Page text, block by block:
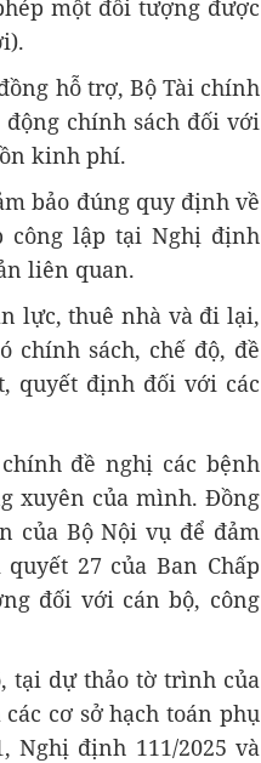
một đối tượng được
hỗ trợ, Bộ Tài chính
chính sách đối với
kinh phí.
bảo đúng quy định về
lập tại Nghị định
liên quan.
lực, thuê nhà và đi lại,
chính sách, chế độ, đề
quyết định đối với các
đề nghị các bệnh
xuyên của mình. Đồng
của Bộ Nội vụ để đảm
27 của Ban Chấp
đối với cán bộ, công
tại dự thảo tờ trình của
cơ sở hạch toán phụ
Nghị định 111/2025 và